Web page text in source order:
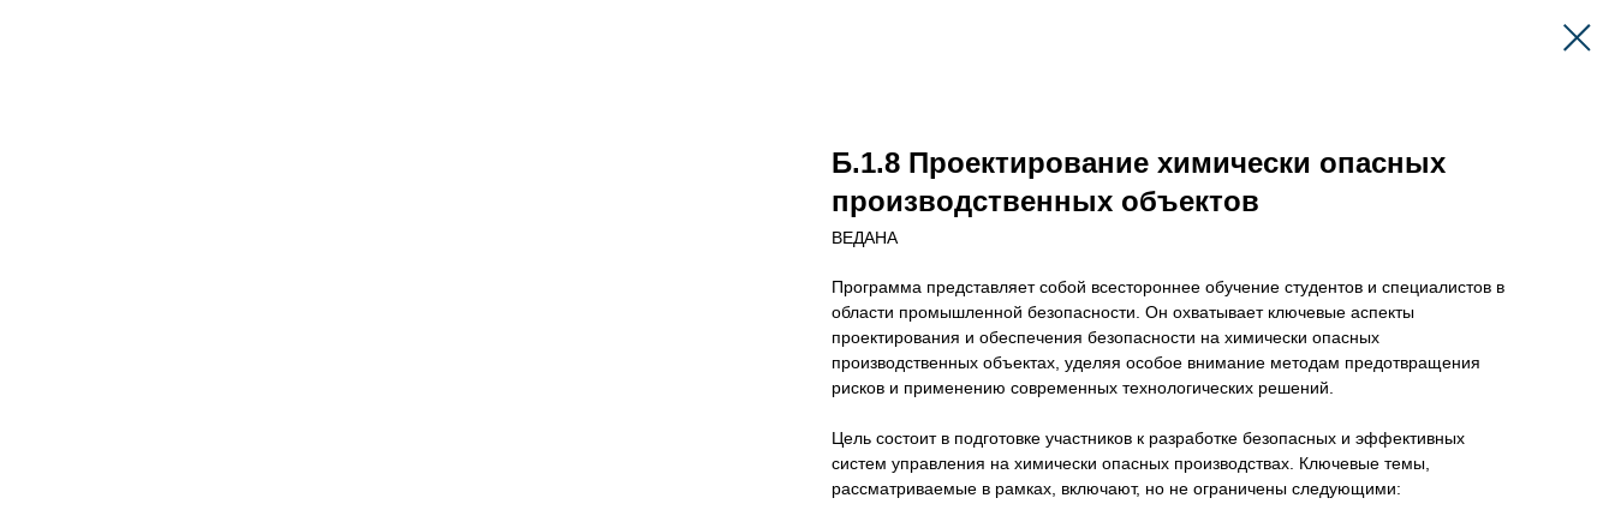
Б.1.8 Проектирование химически опасных
производственных объектов
ВЕДАНА
Программа представляет собой всестороннее обучение студентов и специалистов в
области промышленной безопасности. Он охватывает ключевые аспекты
проектирования и обеспечения безопасности на химически опасных
производственных объектах, уделяя особое внимание методам предотвращения
рисков и применению современных технологических решений.
Цель состоит в подготовке участников к разработке безопасных и эффективных
систем управления на химически опасных производствах. Ключевые темы,
рассматриваемые в рамках, включают, но не ограничены следующими: